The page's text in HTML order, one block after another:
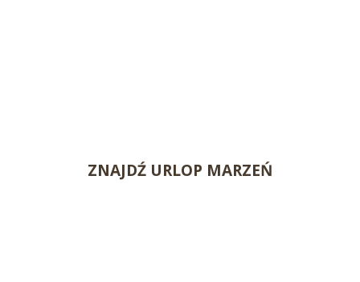
ZNAJDŹ URLOP MARZEŃ